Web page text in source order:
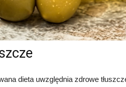
dieta uwzględnia zdrowe